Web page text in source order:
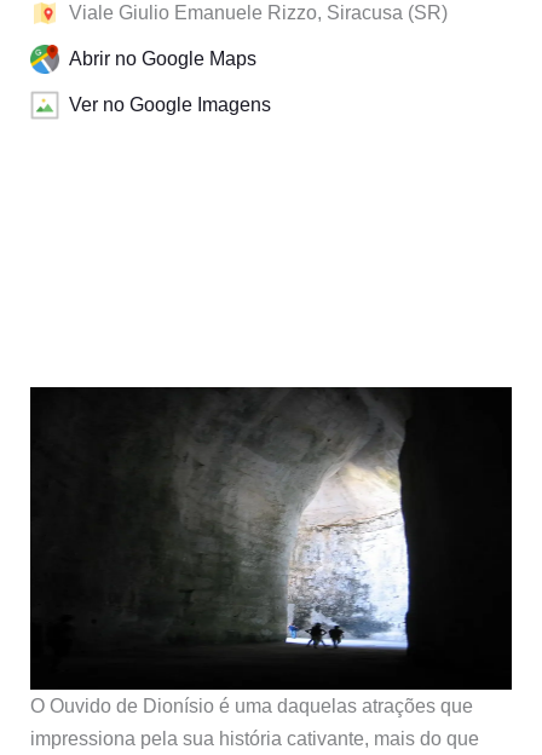
Viale Giulio Emanuele Rizzo, Siracusa (SR)
Abrir no Google Maps
Ver no Google Imagens
O Ouvido de Dionísio é uma daquelas atrações que
impressiona pela sua história cativante, mais do que